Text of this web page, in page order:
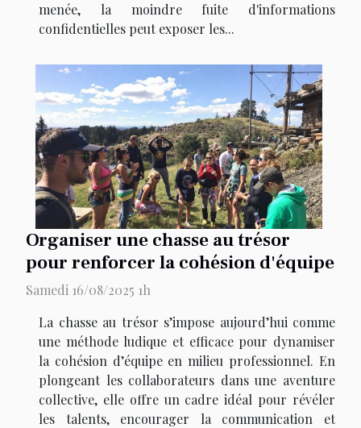
menée, la moindre fuite d'informations
confidentielles peut exposer les...
Organiser une chasse au trésor
pour renforcer la cohésion d'équipe
Samedi 16/08/2025 1h
La chasse au trésor s’impose aujourd’hui comme
une méthode ludique et efficace pour dynamiser
la cohésion d’équipe en milieu professionnel. En
plongeant les collaborateurs dans une aventure
collective, elle offre un cadre idéal pour révéler
les talents, encourager la communication et